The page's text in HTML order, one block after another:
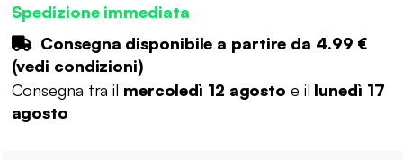
Spedizione immediata
Consegna disponibile a partire da 4.99 €
(vedi condizioni)
Consegna tra il mercoledì 12 agosto e il lunedì 17
agosto